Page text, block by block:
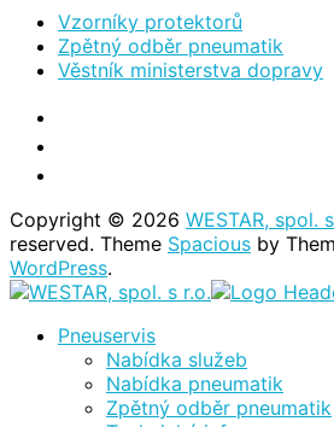
Vzorníky protektorů
Zpětný odběr pneumatik
Věstník ministerstva dopravy
Copyright © 2026 WESTAR, spol.
reserved. Theme Spacious by
WordPress.
Pneuservis
Nabídka služeb
Nabídka pneumatik
Zpětný odběr pneumatik